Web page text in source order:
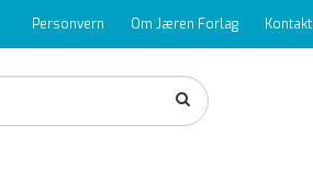
Personvern Om Jæren Forlag